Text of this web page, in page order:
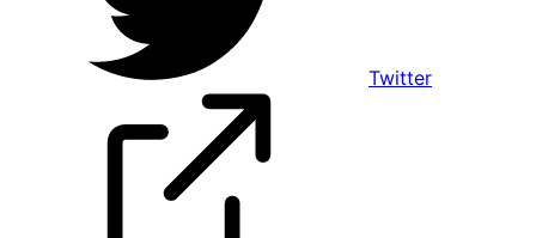
Twitter